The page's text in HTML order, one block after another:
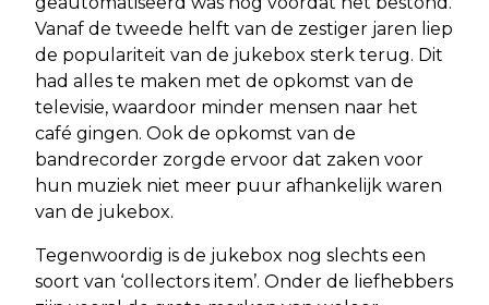
Vanaf de tweede helft van de zestiger jaren liep
de populariteit van de jukebox sterk terug. Dit
had alles te maken met de opkomst van de
televisie, waardoor minder mensen naar het
café gingen. Ook de opkomst van de
bandrecorder zorgde ervoor dat zaken voor
hun muziek niet meer puur afhankelijk waren
van de jukebox.
Tegenwoordig is de jukebox nog slechts een
soort van ‘collectors item’. Onder de liefhebbers